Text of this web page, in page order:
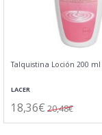
Talquistina Loción 200 ml
LACER
18,36€ 20,48€